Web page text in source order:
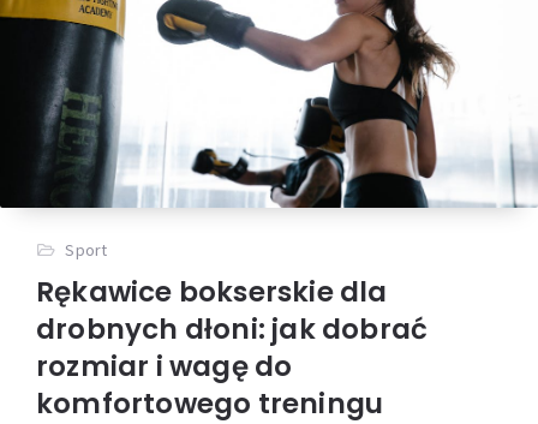
Sport
Rękawice bokserskie dla
drobnych dłoni: jak dobrać
rozmiar i wagę do
komfortowego treningu